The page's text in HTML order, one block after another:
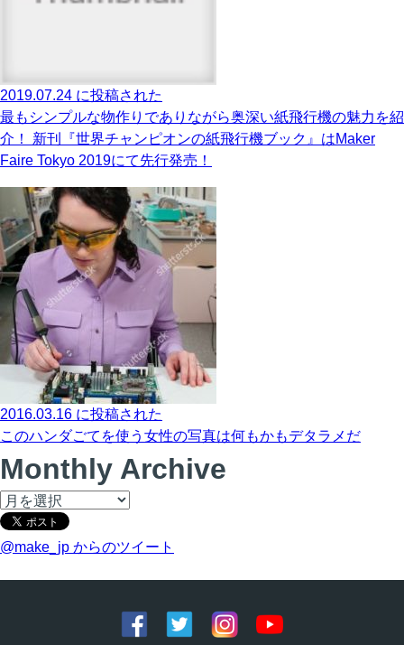
2019.07.24 に投稿された
最もシンプルな物作りでありながら奥深い紙飛行機の魅力を紹
介！ 新刊『世界チャンピオンの紙飛行機ブック』はMaker
Faire Tokyo 2019にて先行発売！
2016.03.16 に投稿された
このハンダごてを使う女性の写真は何もかもデタラメだ
Monthly Archive
@make_jp からのツイート